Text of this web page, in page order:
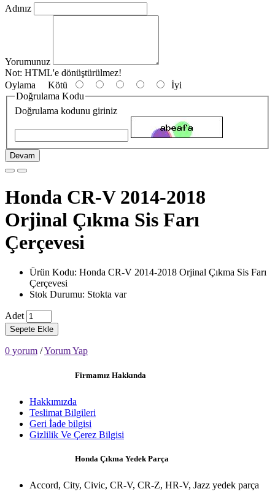
Adınız
Yorumunuz
Not: HTML'e dönüştürülmez!
Oylama Kötü
İyi
Doğrulama Kodu
Doğrulama kodunu giriniz
Devam
Honda CR-V 2014-2018
Orjinal Çıkma Sis Farı
Çerçevesi
Ürün Kodu: Honda CR-V 2014-2018 Orjinal Çıkma Sis Farı
Çerçevesi
Stok Durumu: Stokta var
Adet
Sepete Ekle
0 yorum /Yorum Yap
Firmamız Hakkında
Hakkımızda
Teslimat Bilgileri
Geri İade bilgisi
Gizlilik Ve Çerez Bilgisi
Honda Çıkma Yedek Parça
Accord, City, Civic, CR-V, CR-Z, HR-V, Jazz yedek parça